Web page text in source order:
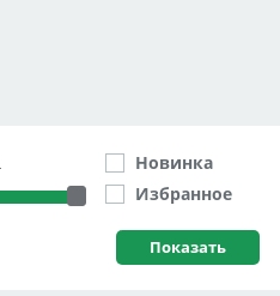
Новинка
Избранное